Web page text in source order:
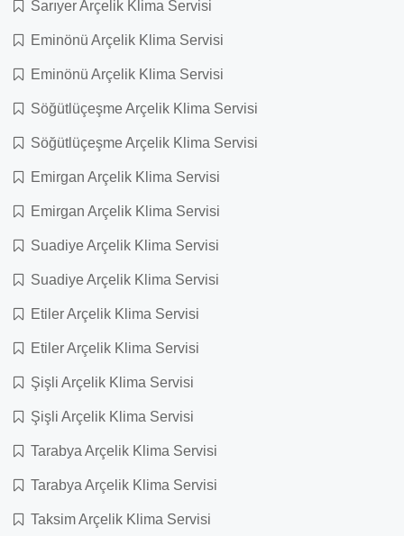
Sarıyer Arçelik Klima Servisi
Eminönü Arçelik Klima Servisi
Eminönü Arçelik Klima Servisi
Söğütlüçeşme Arçelik Klima Servisi
Söğütlüçeşme Arçelik Klima Servisi
Emirgan Arçelik Klima Servisi
Emirgan Arçelik Klima Servisi
Suadiye Arçelik Klima Servisi
Suadiye Arçelik Klima Servisi
Etiler Arçelik Klima Servisi
Etiler Arçelik Klima Servisi
Şişli Arçelik Klima Servisi
Şişli Arçelik Klima Servisi
Tarabya Arçelik Klima Servisi
Tarabya Arçelik Klima Servisi
Taksim Arçelik Klima Servisi